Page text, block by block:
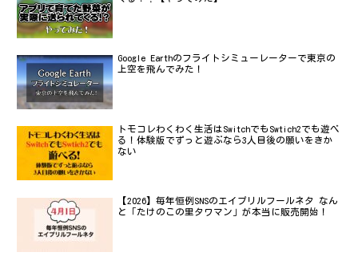
Google Earthのフライトシミューレーターで東京の
上空を飛んでみた！
トモコレわくわく生活はSwitchでもSwtich2でも遊べ
る！体験版でずっと遊ぶなら3人目後の願いをきか
ない
【2026】毎年恒例SNSのエイプリルフールネタ なん
と「たけのこの里タワマン」が本当に販売開始！